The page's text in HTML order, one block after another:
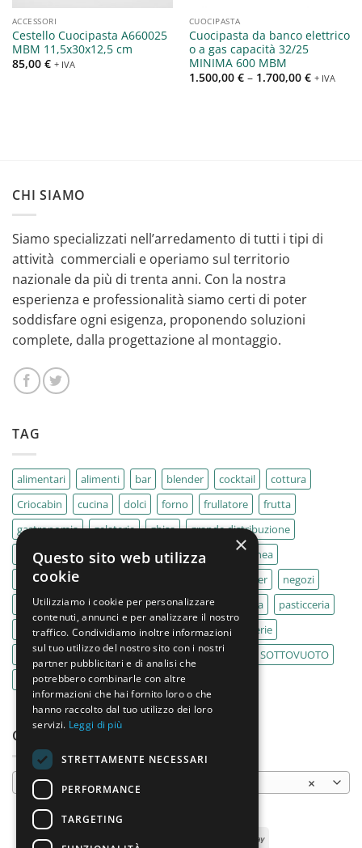
ACCESSORI
Cestello Cuocipasta A660025
MBM 11,5x30x12,5 cm
85,00 € + IVA
CUOCIPASTA
Cuocipasta da banco elettrico
o a gas capacità 32/25
MINIMA 600 MBM
1.500,00 €– 1.700,00 € + IVA
CHI SIAMO
Siamo specializzati nell’arredamento di tutti i tipi di
attività commerciali e operiamo sul territorio
nazionale da più di trenta anni. Con la nostra
esperienza e professionalità siamo certi di poter
soddisfare ogni esigenza, proponendo soluzioni
complete, dalla progettazione al montaggio.
TAG
alimentari alimenti bar blender cocktail
cottura
Criocabin
cucina dolci forno frullatore
frutta
gastronomia
gelaterie ghisa
grande distribuzione
IMPASTATRICE
impastatrici kebab
La Felsinea
MACELLERIA
mixer
negozi
Outlet
pane panifici panificio paninoteca
pasticceria
pasticcerie
pescherie pizza pizzeria
pizzerie
PLANETARIA
pub ristoranti ristorazione
SOTTOVUOTO
supermercati
tavole calde tostiere
CATEGORIE PRODOTTO
×
Cuocipasta elettrici
×
Questo sito web utilizza
cookie
Utilizziamo i cookie per personalizzare
contenuti, annunci e per analizzare il nostro
traffico. Condividiamo inoltre informazioni
sul tuo utilizzo del nostro sito con i nostri
partner pubblicitari e di analisi che
potrebbero combinarle con altre
informazioni che hai fornito loro o che
hanno raccolto dal tuo utilizzo dei loro
servizi. Leggi di più
STRETTAMENTE NECESSARI
PERFORMANCE
TARGETING